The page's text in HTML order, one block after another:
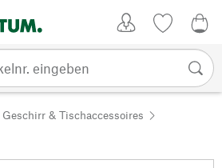
Geschirr & Tischaccessoires